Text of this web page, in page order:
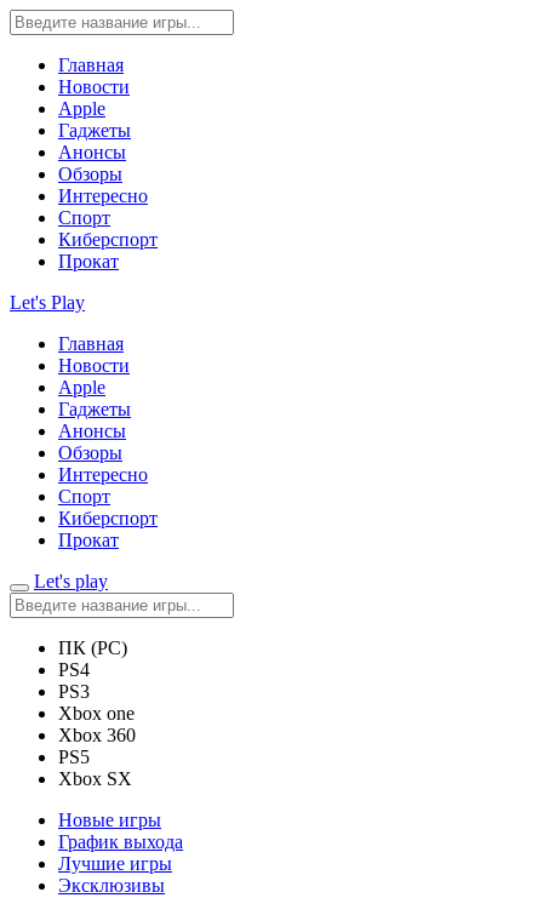
Главная
Новости
Apple
Гаджеты
Анонсы
Обзоры
Интересно
Спорт
Киберспорт
Прокат
Let's Play
Главная
Новости
Apple
Гаджеты
Анонсы
Обзоры
Интересно
Спорт
Киберспорт
Прокат
Let's play
ПК (PC)
PS4
PS3
Xbox one
Xbox 360
PS5
Xbox SX
Новые игры
График выхода
Лучшие игры
Эксклюзивы